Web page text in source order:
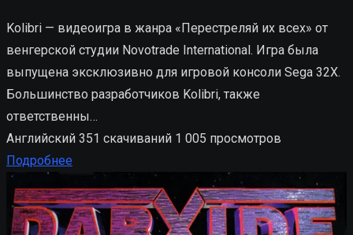
Kolibri — видеоигра в жанра «Перестреляй их всех» от
венгерской студии Novotrade International. Игра была
выпущена эксклюзивно для игровой консоли Sega 32X.
Большинство разработчиков Kolibri, также
ответственны…
Английский 351 скачиваний 1 005 просмотров
Подробнее